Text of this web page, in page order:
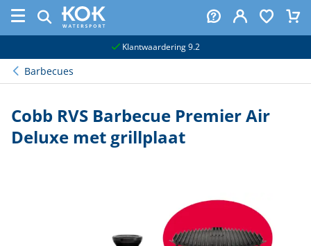
Klantwaardering 9.2
Barbecues
Cobb RVS Barbecue Premier Air
Deluxe met grillplaat